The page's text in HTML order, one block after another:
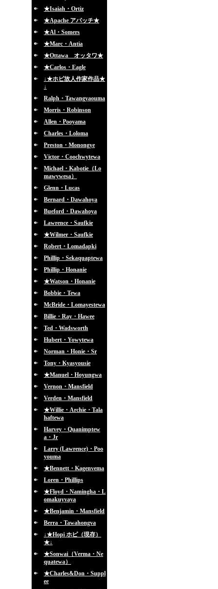
★Isaiah・Ortiz
★Apache アパッチ★
★Al・Somers
★Marc・Antia
★Ottawa オッタワ★
★Carlos・Eagle
↓★ホピ故人作家作品★
↓
Ralph・Tawangyaouma
Morris・Robinson
Allen・Pooyama
Charles・Loloma
Preston・Monongye
Victor・Coochwytewa
Michael・Kabotie（Lo
mawywesa）
Glenn・Lucas
Bernard・Dawahoya
Bueford・Dawahoya
Lawrence・Saufkie
★Wilmer・Saufkie
Robert・Lomadapki
Phillip・Sekaquaptewa
Phillip・Honanie
★Watson・Honanie
Bobbie・Tewa
McBride・Lomayestewa
Billie・Ray・Hawee
Ted・Wadsworth
Hubert・Yowytewa
Norman・Honie・Sr
Tony・Kyasyousie
★Manuel・Hoyungwa
Vernon・Mansfield
Verden・Mansfield
★Willie・Archie・Tala
haftewa
Harvey・Quanimptew
a・Jr
Larry (Lawrence)・Poo
youma
★Bennett・Kagenvema
Loren・Phillips
★Floyd・Namingha・L
omakuyvaya
★Benjamin・Mansfield
Berra・Tawahongva
↓★Hopi ホピ（現存）
★↓
★Sonwai（Verma・Ne
quatewa）
★Charles&Don・Suppl
ee